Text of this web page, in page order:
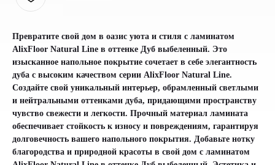
Превратите свой дом в оазис уюта и стиля с ламинатом
AlixFloor Natural Line в оттенке Дуб выбеленный. Это
изысканное напольное покрытие сочетает в себе элегантность
дуба с высоким качеством серии AlixFloor Natural Line.
Создайте свой уникальный интерьер, обрамленный светлыми
и нейтральными оттенками дуба, придающими пространству
чувство свежести и легкости. Прочный материал ламината
обеспечивает стойкость к износу и повреждениям, гарантируя
долговечность вашего напольного покрытия. Добавьте нотку
благородства и природной красоты в свой дом с ламинатом